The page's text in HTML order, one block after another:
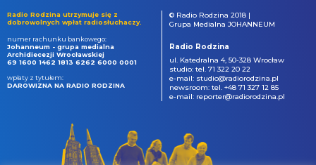
Radio Rodzina utrzymuje się z
dobrowolnych wpłat radiosłuchaczy.
numer rachunku bankowego:
Johanneum - grupa medialna
Archidiecezji Wrocławskiej
69 1600 1462 1813 6262 6000 0001
wpłaty z tytułem:
DAROWIZNA NA RADIO RODZINA
© Radio Rodzina 2018 |
Grupa Medialna JOHANNEUM
Radio Rodzina
ul. Katedralna 4, 50-328 Wrocław
studio: tel. 71 322 20 22
e-mail: studio@radiorodzina.pl
newsroom: tel. +48 71 327 12 85
e-mail: reporter@radiorodzina.pl